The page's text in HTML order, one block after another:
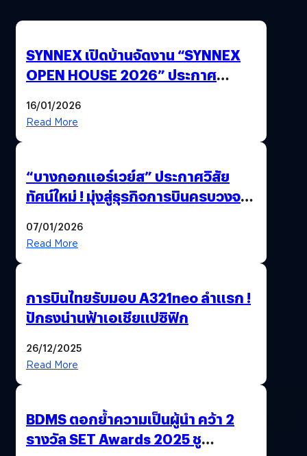
SYNNEX เปิดบ้านจัดงาน “SYNNEX
OPEN HOUSE 2026” ประกาศ
ได้ 53,000 ล้านบาท
16/01/2026
Read More
“บางกอกแอร์เวย์ส” ประกาศวิสัย
ทัศน์ใหม่ ! มุ่งสู่ธุรกิจการบินครบวงจร
สังคม
07/01/2026
Read More
การบินไทยรับมอบ A321neo ลำแรก !
ปักธงน่านฟ้าเอเชียแปซิฟิก
26/12/2025
Read More
BDMS ตอกย้ำความเป็นผู้นำ คว้า 2
รางวัล SET Awards 2025 ชู